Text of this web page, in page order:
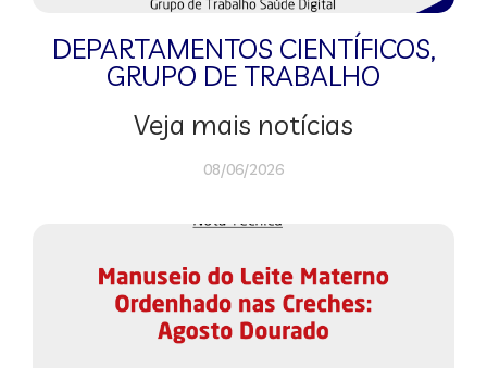
DEPARTAMENTOS CIENTÍFICOS,
GRUPO DE TRABALHO
Veja mais notícias
08/06/2026